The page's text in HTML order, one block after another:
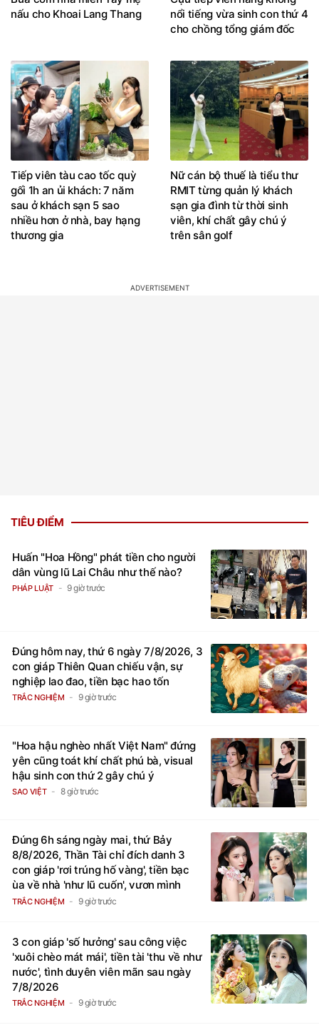
nấu cho Khoai Lang Thang
nổi tiếng vừa sinh con thứ 4
cho chồng tổng giám đốc
Tiếp viên tàu cao tốc quỳ
gối 1h an ủi khách: 7 năm
sau ở khách sạn 5 sao
nhiều hơn ở nhà, bay hạng
thương gia
Nữ cán bộ thuế là tiểu thư
RMIT từng quản lý khách
sạn gia đình từ thời sinh
viên, khí chất gây chú ý
trên sân golf
TIÊU ĐIỂM
Huấn "Hoa Hồng" phát tiền cho người
dân vùng lũ Lai Châu như thế nào?
PHÁP LUẬT 9 giờ trước
Đúng hôm nay, thứ 6 ngày 7/8/2026, 3
con giáp Thiên Quan chiếu vận, sự
nghiệp lao đao, tiền bạc hao tốn
TRẮC NGHIỆM 9 giờ trước
"Hoa hậu nghèo nhất Việt Nam" đứng
yên cũng toát khí chất phú bà, visual
hậu sinh con thứ 2 gây chú ý
SAO VIỆT 8 giờ trước
Đúng 6h sáng ngày mai, thứ Bảy
8/8/2026, Thần Tài chỉ đích danh 3
con giáp 'rơi trúng hố vàng', tiền bạc
ùa về nhà 'như lũ cuốn', vươn mình
thành đại gia trong phút chốc
TRẮC NGHIỆM 9 giờ trước
3 con giáp 'số hưởng' sau công việc
'xuôi chèo mát mái', tiền tài 'thu về như
nước', tình duyên viên mãn sau ngày
7/8/2026
TRẮC NGHIỆM 9 giờ trước